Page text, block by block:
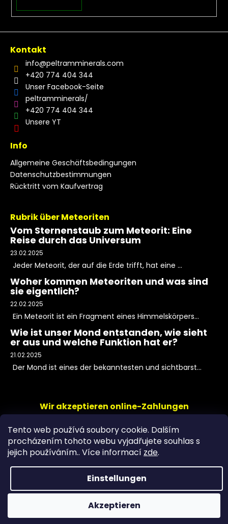
Tento web používá soubory cookie. Dalším
procházením tohoto webu vyjadřujete souhlas s
jejich používáním.. Více informací zde.
Einstellungen
Akzeptieren
Kontakt
info@peltramminerals.com
+420 774 404 344
Unser Facebook-Seite
peltramminerals/
+420 774 404 344
Unsere YT
Info
Allgemeine Geschäftsbedingungen
Datenschutzbestimmungen
Rücktritt vom Kaufvertrag
Rubrik über Meteoriten
Vom Sternenstaub zum Meteorit: Eine
Reise durch das Universum
23.02.2025
Jeder Meteorit, der auf die Erde trifft, hat eine ...
Woher kommen Meteoriten und was sind
sie eigentlich?
22.02.2025
Ein Meteorit ist ein Fragment eines Himmelskörpers...
Wie ist unser Mond entstanden, wie sieht
er aus und welche Funktion hat er?
21.02.2025
Der Mond ist eines der bekanntesten und sichtbarst...
Wir akzeptieren online-Zahlungen
Copyright 2026PeltramMinerals. Alle Rechte
vorbehalten.